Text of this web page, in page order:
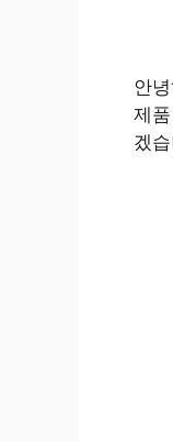
안
제
겠